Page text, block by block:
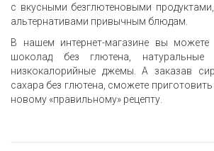
с вкусными безглютеновыми
альтернативами привычным блюдам.
В нашем интернет-магазине вы
шоколад без глютена,
низкокалорийные джемы. А заказав
сахара без глютена, сможете
новому «правильному» рецепту.